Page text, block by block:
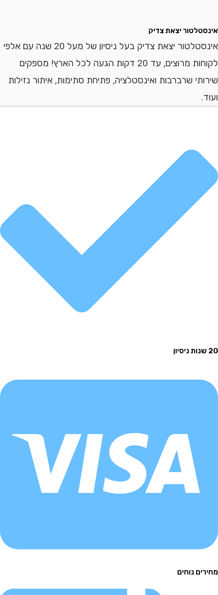
יצאת צדיק
אינסטלטור יצאת צדיק בעל ניסיון של מעל 20 שנה עם אלפי
לקוחות מרוצים, עד 20 דקות הגעה לכל הארץ! מספקים
שרברבות ואינסטלציה, פתיחת סתימות, איתור נזילות
נוחים